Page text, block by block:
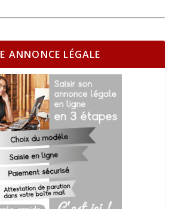
ANNONCE LÉGALE